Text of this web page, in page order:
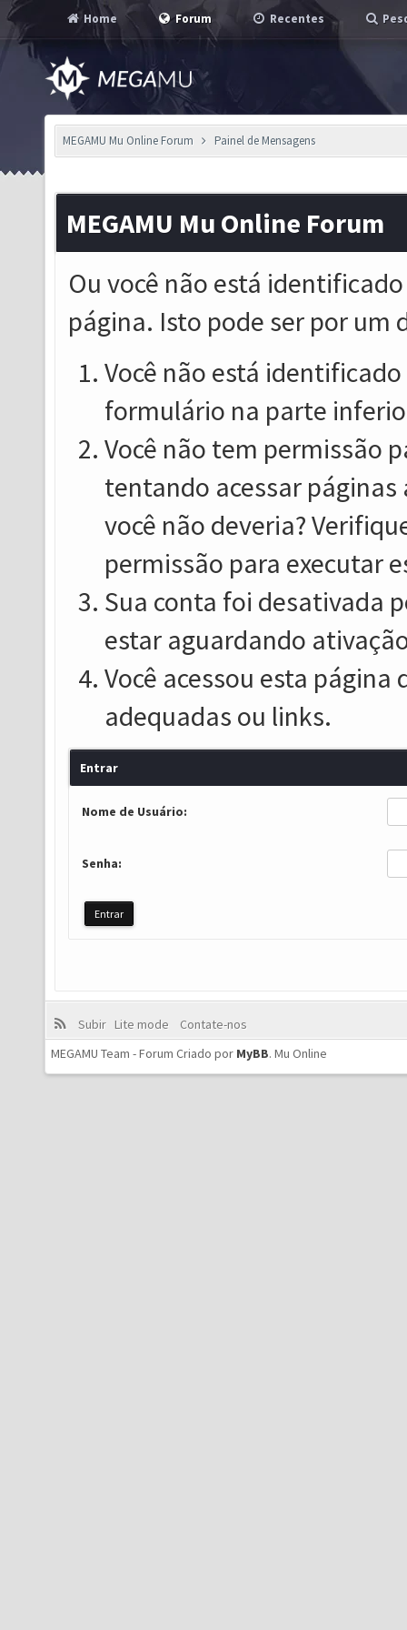
Home Forum Recentes
MEGAMU Mu Online Forum Painel de Mensagens
MEGAMU Mu Online Forum
Ou você não está
página. Isto pode ser por um
Você não está
formulário na parte
Você não tem permissão
tentando acessar
você não deveria?
permissão para executar
Sua conta foi desativada
estar aguardando
Você acessou esta
adequadas ou links.
Entrar
Nome de Usuário:
Senha:
Subir Lite mode
Contate-nos
MEGAMU Team - Forum Criado por MyBB. Mu Online